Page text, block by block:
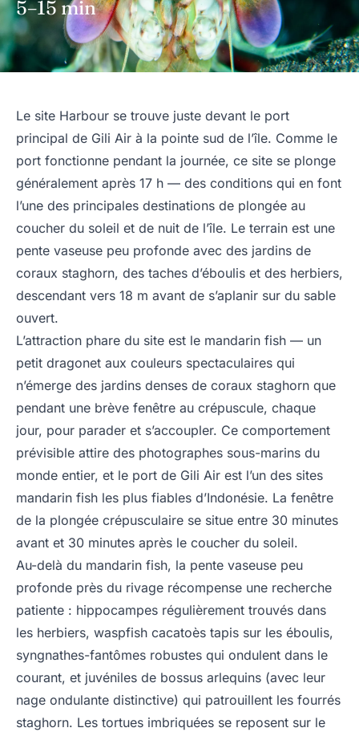
5–15 min
Le site Harbour se trouve juste devant le port
principal de Gili Air à la pointe sud de l’île. Comme le
port fonctionne pendant la journée, ce site se plonge
généralement après 17 h — des conditions qui en font
l’une des principales destinations de plongée au
coucher du soleil et de nuit de l’île. Le terrain est une
pente vaseuse peu profonde avec des jardins de
coraux staghorn, des taches d’éboulis et des herbiers,
descendant vers 18 m avant de s’aplanir sur du sable
ouvert.
L’attraction phare du site est le mandarin fish — un
petit dragonet aux couleurs spectaculaires qui
n’émerge des jardins denses de coraux staghorn que
pendant une brève fenêtre au crépuscule, chaque
jour, pour parader et s’accoupler. Ce comportement
prévisible attire des photographes sous-marins du
monde entier, et le port de Gili Air est l’un des sites
mandarin fish les plus fiables d’Indonésie. La fenêtre
de la plongée crépusculaire se situe entre 30 minutes
avant et 30 minutes après le coucher du soleil.
Au-delà du mandarin fish, la pente vaseuse peu
profonde près du rivage récompense une recherche
patiente : hippocampes régulièrement trouvés dans
les herbiers, waspfish cacatoès tapis sur les éboulis,
syngnathes-fantômes robustes qui ondulent dans le
courant, et juvéniles de bossus arlequins (avec leur
nage ondulante distinctive) qui patrouillent les fourrés
staghorn. Les tortues imbriquées se reposent sur le